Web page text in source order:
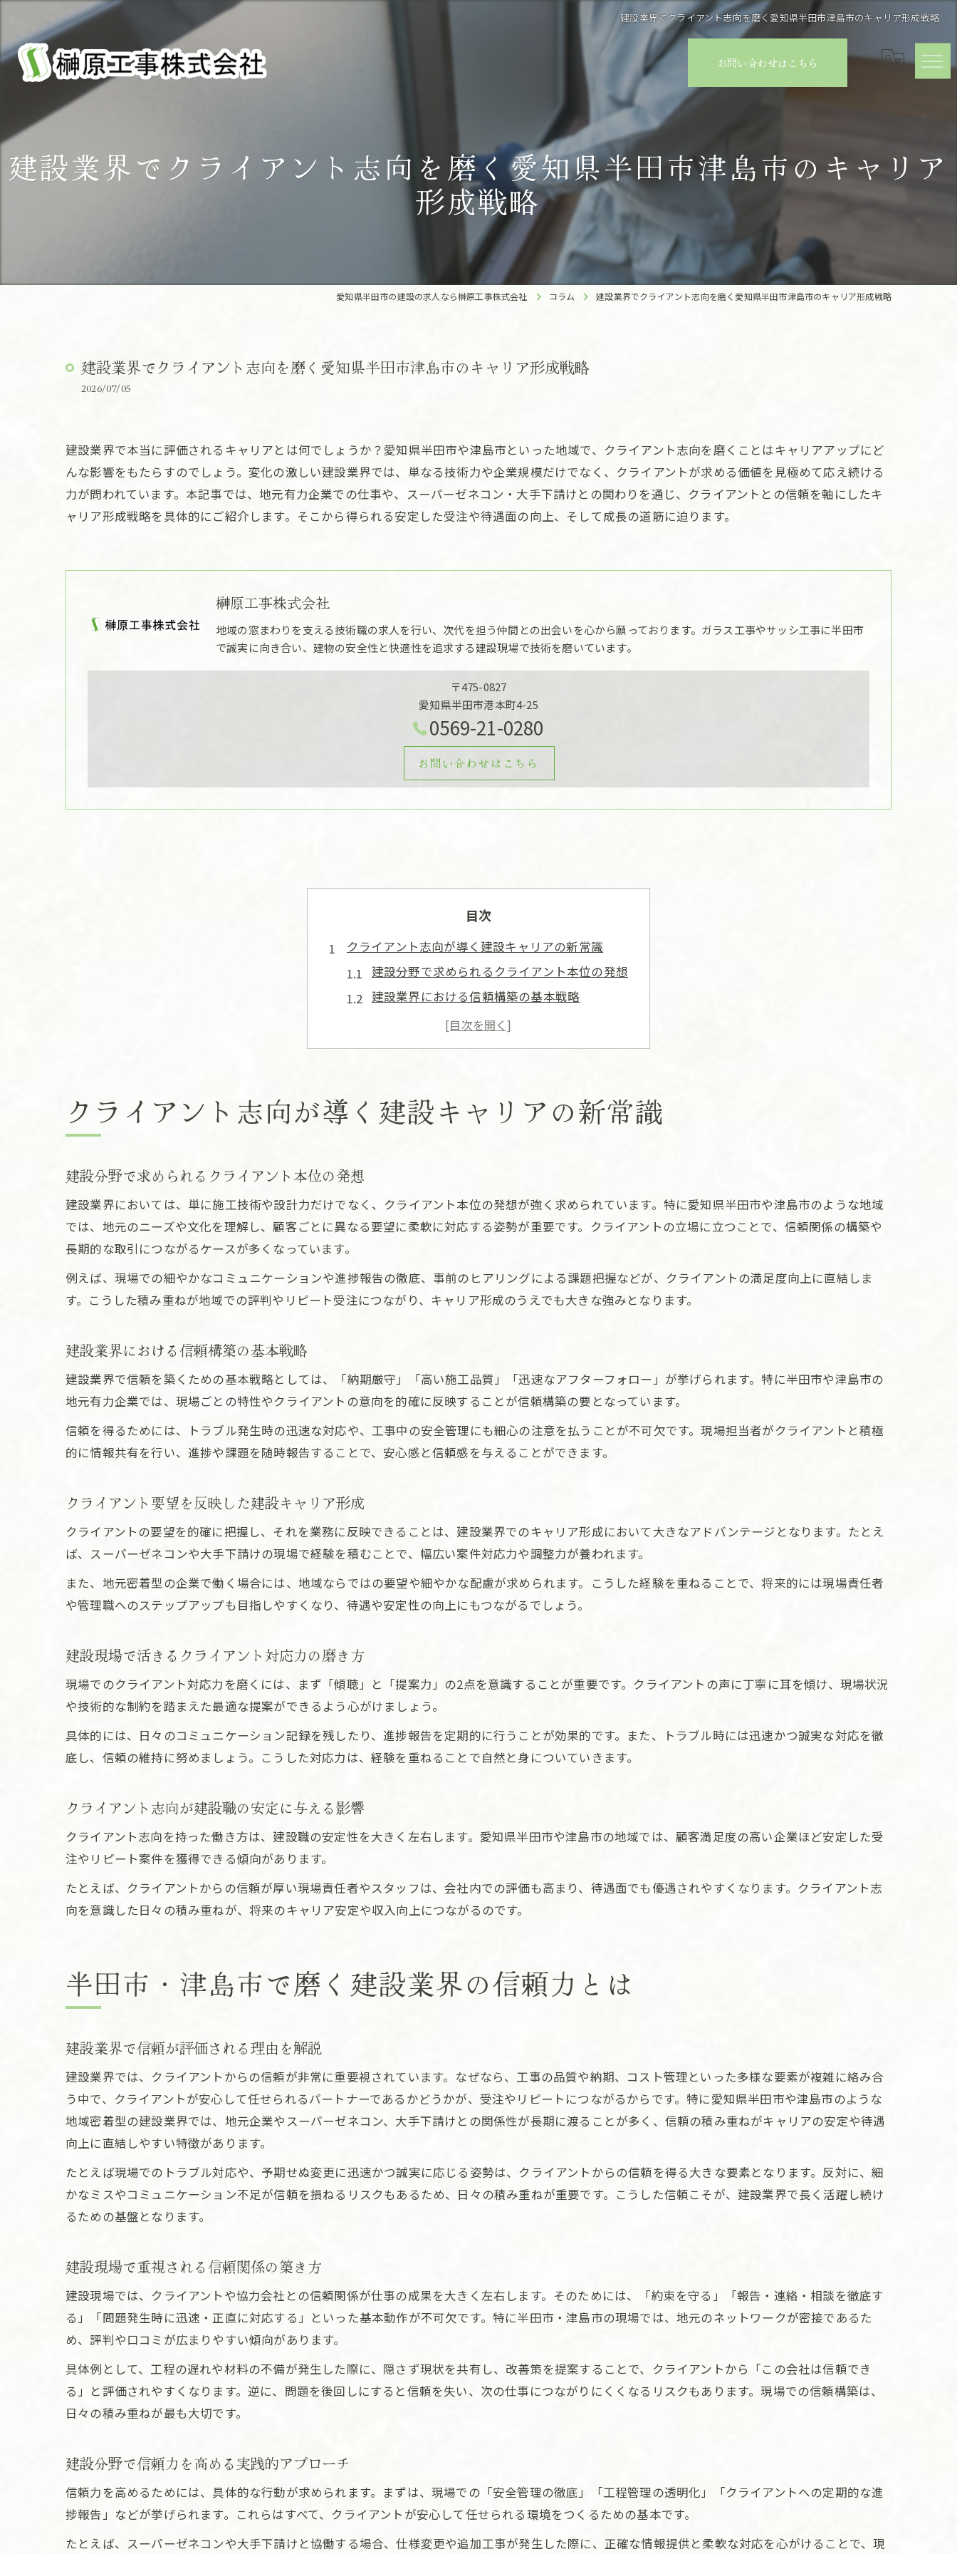
建設業界でクライアント志向を磨く愛知県半田市津島市のキャリア形成戦略
お問い合わせはこちら
建設業界でクライアント志向を磨く愛知県半田市津島市のキャリア
形成戦略
愛知県半田市の建設の求人なら榊原工事株式会社 コラム 建設業界でクライアント志向を磨く愛知県半田市津島市のキャリア形成戦略
建設業界でクライアント志向を磨く愛知県半田市津島市のキャリア形成戦略
2026/07/05
建設業界で本当に評価されるキャリアとは何でしょうか？愛知県半田市や津島市といった地域で、クライアント志向を磨くことはキャリアアップにど
んな影響をもたらすのでしょう。変化の激しい建設業界では、単なる技術力や企業規模だけでなく、クライアントが求める価値を見極めて応え続ける
力が問われています。本記事では、地元有力企業での仕事や、スーパーゼネコン・大手下請けとの関わりを通じ、クライアントとの信頼を軸にしたキ
ャリア形成戦略を具体的にご紹介します。そこから得られる安定した受注や待遇面の向上、そして成長の道筋に迫ります。
榊原工事株式会社
地域の窓まわりを支える技術職の求人を行い、次代を担う仲間との出会いを心から願っております。ガラス工事やサッシ工事に半田市
で誠実に向き合い、建物の安全性と快適性を追求する建設現場で技術を磨いています。
〒475-0827
愛知県半田市港本町4-25
0569-21-0280
お問い合わせはこちら
目次
クライアント志向が導く建設キャリアの新常識
建設分野で求められるクライアント本位の発想
建設業界における信頼構築の基本戦略
クライアント要望を反映した建設キャリア形成
建設現場で活きるクライアント対応力の磨き方
半田市・津島市で磨く建設業界の信頼力とは
建設業界で信頼が評価される理由を解説
建設キャリアに不可欠な信頼力の育て方
建設業界で活躍するための信頼獲得術
建設現場で成長を実感する具体的な方法
建設分野でのキャリアアップに必要な視点
建設職の成長事例とキャリアアップのコツ
地域貢献を目指す建設職の歩み方を解説
建設業界で地域貢献を実践する働き方
建設現場で求められる地域連携のポイント
安定受注へ繋がる関係構築と建設スキル向上
建設分野での受注増に役立つスキルアップ法
信頼を築く建設キャリア形成の実践ポイント
建設キャリアを支える信頼構築の秘訣
建設分野で信頼を積み重ねる具体策
クライアント志向が導く建設キャリアの新常識
建設分野で求められるクライアント本位の発想
建設業界においては、単に施工技術や設計力だけでなく、クライアント本位の発想が強く求められています。特に愛知県半田市や津島市のような地域
では、地元のニーズや文化を理解し、顧客ごとに異なる要望に柔軟に対応する姿勢が重要です。クライアントの立場に立つことで、信頼関係の構築や
長期的な取引につながるケースが多くなっています。
例えば、現場での細やかなコミュニケーションや進捗報告の徹底、事前のヒアリングによる課題把握などが、クライアントの満足度向上に直結しま
す。こうした積み重ねが地域での評判やリピート受注につながり、キャリア形成のうえでも大きな強みとなります。
建設業界における信頼構築の基本戦略
建設業界で信頼を築くための基本戦略としては、「納期厳守」「高い施工品質」「迅速なアフターフォロー」が挙げられます。特に半田市や津島市の
地元有力企業では、現場ごとの特性やクライアントの意向を的確に反映することが信頼構築の要となっています。
信頼を得るためには、トラブル発生時の迅速な対応や、工事中の安全管理にも細心の注意を払うことが不可欠です。現場担当者がクライアントと積極
的に情報共有を行い、進捗や課題を随時報告することで、安心感と信頼感を与えることができます。
クライアント要望を反映した建設キャリア形成
クライアントの要望を的確に把握し、それを業務に反映できることは、建設業界でのキャリア形成において大きなアドバンテージとなります。たとえ
ば、スーパーゼネコンや大手下請けの現場で経験を積むことで、幅広い案件対応力や調整力が養われます。
また、地元密着型の企業で働く場合には、地域ならではの要望や細やかな配慮が求められます。こうした経験を重ねることで、将来的には現場責任者
や管理職へのステップアップも目指しやすくなり、待遇や安定性の向上にもつながるでしょう。
建設現場で活きるクライアント対応力の磨き方
現場でのクライアント対応力を磨くには、まず「傾聴」と「提案力」の2点を意識することが重要です。クライアントの声に丁寧に耳を傾け、現場状況
や技術的な制約を踏まえた最適な提案ができるよう心がけましょう。
具体的には、日々のコミュニケーション記録を残したり、進捗報告を定期的に行うことが効果的です。また、トラブル時には迅速かつ誠実な対応を徹
底し、信頼の維持に努めましょう。こうした対応力は、経験を重ねることで自然と身についていきます。
クライアント志向が建設職の安定に与える影響
クライアント志向を持った働き方は、建設職の安定性を大きく左右します。愛知県半田市や津島市の地域では、顧客満足度の高い企業ほど安定した受
注やリピート案件を獲得できる傾向があります。
たとえば、クライアントからの信頼が厚い現場責任者やスタッフは、会社内での評価も高まり、待遇面でも優遇されやすくなります。クライアント志
向を意識した日々の積み重ねが、将来のキャリア安定や収入向上につながるのです。
半田市・津島市で磨く建設業界の信頼力とは
建設業界で信頼が評価される理由を解説
建設業界では、クライアントからの信頼が非常に重要視されています。なぜなら、工事の品質や納期、コスト管理といった多様な要素が複雑に絡み合
う中で、クライアントが安心して任せられるパートナーであるかどうかが、受注やリピートにつながるからです。特に愛知県半田市や津島市のような
地域密着型の建設業界では、地元企業やスーパーゼネコン、大手下請けとの関係性が長期に渡ることが多く、信頼の積み重ねがキャリアの安定や待遇
向上に直結しやすい特徴があります。
たとえば現場でのトラブル対応や、予期せぬ変更に迅速かつ誠実に応じる姿勢は、クライアントからの信頼を得る大きな要素となります。反対に、細
かなミスやコミュニケーション不足が信頼を損ねるリスクもあるため、日々の積み重ねが重要です。こうした信頼こそが、建設業界で長く活躍し続け
るための基盤となります。
建設現場で重視される信頼関係の築き方
建設現場では、クライアントや協力会社との信頼関係が仕事の成果を大きく左右します。そのためには、「約束を守る」「報告・連絡・相談を徹底す
る」「問題発生時に迅速・正直に対応する」といった基本動作が不可欠です。特に半田市・津島市の現場では、地元のネットワークが密接であるた
め、評判や口コミが広まりやすい傾向があります。
具体例として、工程の遅れや材料の不備が発生した際に、隠さず現状を共有し、改善策を提案することで、クライアントから「この会社は信頼でき
る」と評価されやすくなります。逆に、問題を後回しにすると信頼を失い、次の仕事につながりにくくなるリスクもあります。現場での信頼構築は、
日々の積み重ねが最も大切です。
建設分野で信頼力を高める実践的アプローチ
信頼力を高めるためには、具体的な行動が求められます。まずは、現場での「安全管理の徹底」「工程管理の透明化」「クライアントへの定期的な進
捗報告」などが挙げられます。これらはすべて、クライアントが安心して任せられる環境をつくるための基本です。
たとえば、スーパーゼネコンや大手下請けと協働する場合、仕様変更や追加工事が発生した際に、正確な情報提供と柔軟な対応を心がけることで、現